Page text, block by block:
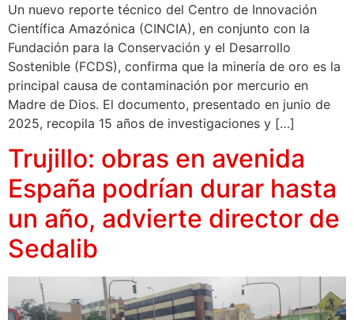
Un nuevo reporte técnico del Centro de Innovación
Científica Amazónica (CINCIA), en conjunto con la
Fundación para la Conservación y el Desarrollo
Sostenible (FCDS), confirma que la minería de oro es la
principal causa de contaminación por mercurio en
Madre de Dios. El documento, presentado en junio de
2025, recopila 15 años de investigaciones y […]
Trujillo: obras en avenida
España podrían durar hasta
un año, advierte director de
Sedalib